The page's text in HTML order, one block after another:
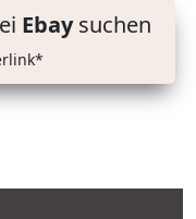
Ebaysuchen